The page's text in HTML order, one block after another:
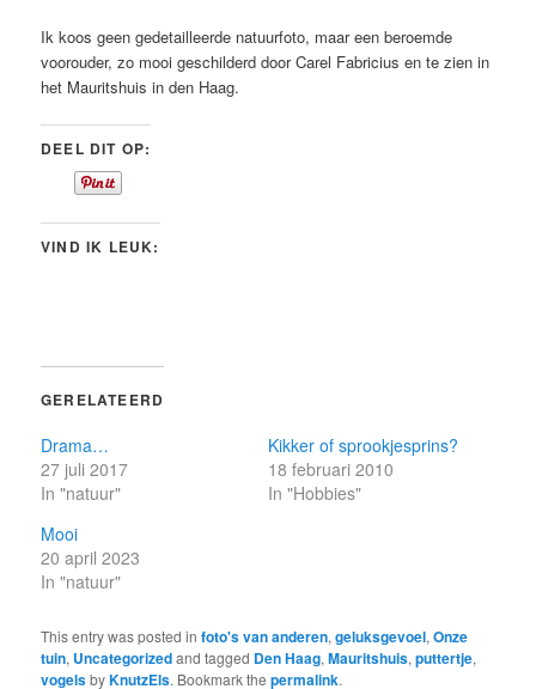
Ik koos geen gedetailleerde natuurfoto, maar een beroemde
voorouder, zo mooi geschilderd door Carel Fabricius en te zien in
het Mauritshuis in den Haag.
DEEL DIT OP:
VIND IK LEUK:
GERELATEERD
Drama…
27 juli 2017
In "natuur"
Kikker of sprookjesprins?
18 februari 2010
In "Hobbies"
Mooi
20 april 2023
In "natuur"
This entry was posted infoto's van anderen,geluksgevoel,Onze
tuin, Uncategorizedand tagged Den Haag,Mauritshuis,puttertje,
vogelsbyKnutzEls. Bookmark thepermalink.